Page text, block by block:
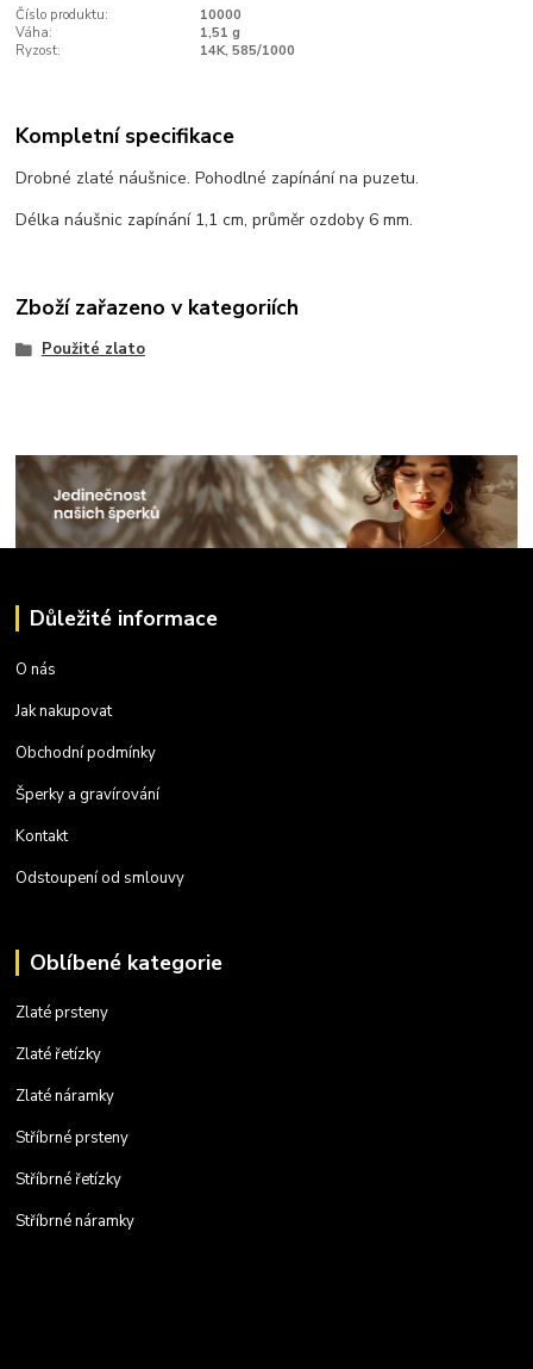
Číslo produktu:
10000
Váha:
1,51 g
Ryzost:
14K, 585/1000
Kompletní specifikace
Drobné zlaté náušnice. Pohodlné zapínání na puzetu.
Délka náušnic zapínání 1,1 cm, průměr ozdoby 6 mm.
Zboží zařazeno v kategoriích
Použité zlato
Důležité informace
O nás
Jak nakupovat
Obchodní podmínky
Šperky a gravírování
Kontakt
Odstoupení od smlouvy
Oblíbené kategorie
Zlaté prsteny
Zlaté řetízky
Zlaté náramky
Stříbrné prsteny
Stříbrné řetízky
Stříbrné náramky